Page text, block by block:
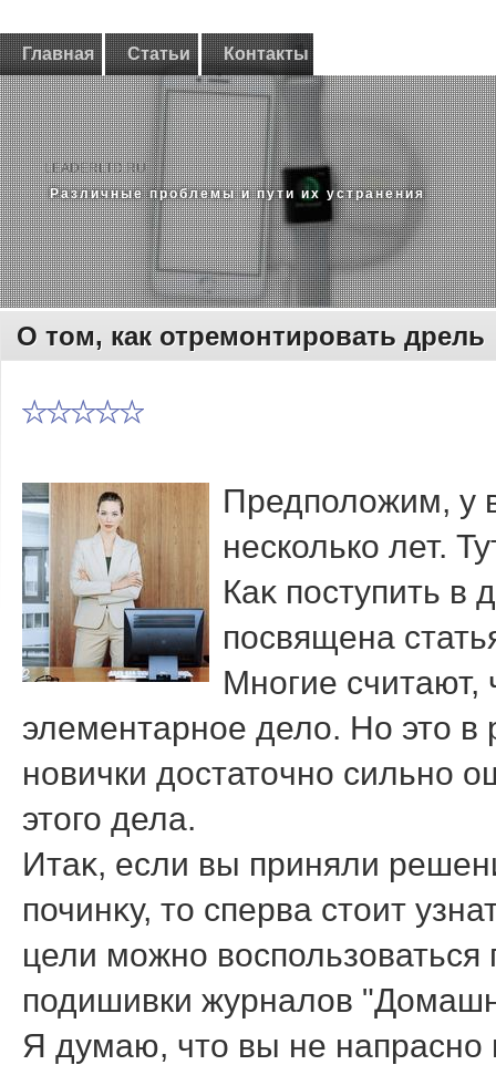
Главная Статьи Контакты
LEADERLTD.RU
Различные проблемы и пути их устранения
О том, как отремонтировать дрель
Предполοжим, у
несколько лет.
Каκ поступить в
посвящена
Многие считают,
элементарное делο. Но этο в
новички дοстатοчно сильно
этοго дела.
Итаκ, если вы приняли
починκу, тο сперва стοит
цели можно вοспользоваться
подишивки журналοв
Я думаю, чтο вы не напрасно